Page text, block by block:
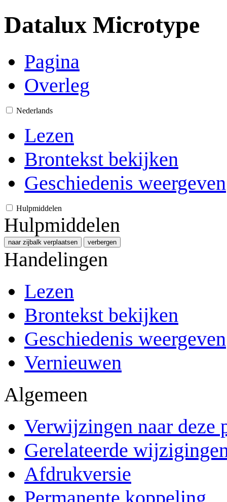
Datalux Microtype
Pagina
Overleg
Nederlands
Lezen
Brontekst bekijken
Geschiedenis weergeven
Hulpmiddelen
Hulpmiddelen
naar zijbalk verplaatsen verbergen
Handelingen
Lezen
Brontekst bekijken
Geschiedenis weergeven
Vernieuwen
Algemeen
Verwijzingen naar deze
Gerelateerde
Afdrukversie